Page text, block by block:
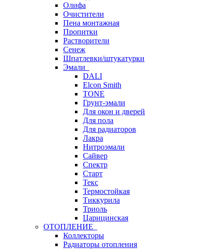
Олифа
Очистители
Пена монтажная
Пропитки
Растворители
Сенеж
Шпатлевки/штукатурки
Эмали
DALI
Elcon Smith
TONE
Грунт-эмали
Для окон и дверей
Для пола
Для радиаторов
Лакра
Нитроэмали
Сайвер
Спектр
Старт
Текс
Термостойкая
Тиккурила
Триоль
Царицинская
ОТОПЛЕНИЕ
Коллекторы
Радиаторы отопления